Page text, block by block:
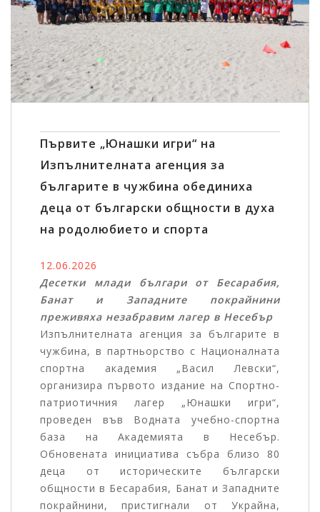
Сподели:
Първите „Юнашки игри“ на
Изпълнителната агенция за
българите в чужбина обединиха
деца от български общности в духа
на родолюбието и спорта
12.06.2026
Десетки млади българи от Бесарабия,
Банат и Западните покрайнини
преживяха незабравим лагер в Несебър
Изпълнителната агенция за българите в
чужбина, в партньорство с Националната
спортна академия „Васил Левски“,
организира първото издание на Спортно-
патриотичния лагер „Юнашки игри“,
проведен във Водната учебно-спортна
база на Академията в Несебър.
Обновената инициатива събра близо 80
деца от историческите български
общности в Бесарабия, Банат и Западните
покрайнини, пристигнали от Украйна,